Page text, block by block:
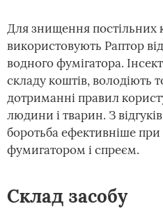
Для знищення постільних
використовують Раптор
водного фумігатора.
складу коштів, володіють
дотриманні правил
людини і тварин. З
боротьба ефективніше при
фумигатором і спреєм.
Склад засобу